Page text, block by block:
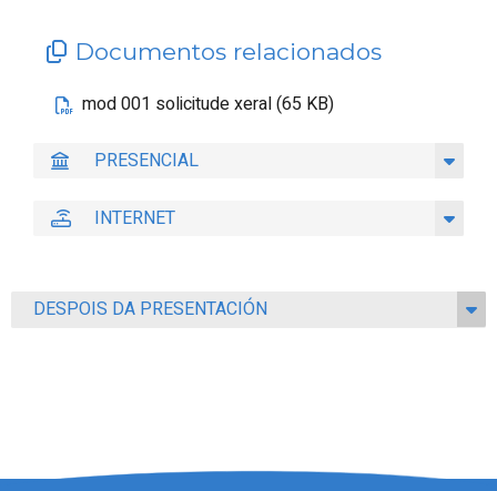
Documentos relacionados
mod 001 solicitude xeral (65 KB)
PRESENCIAL
INTERNET
DESPOIS DA PRESENTACIÓN